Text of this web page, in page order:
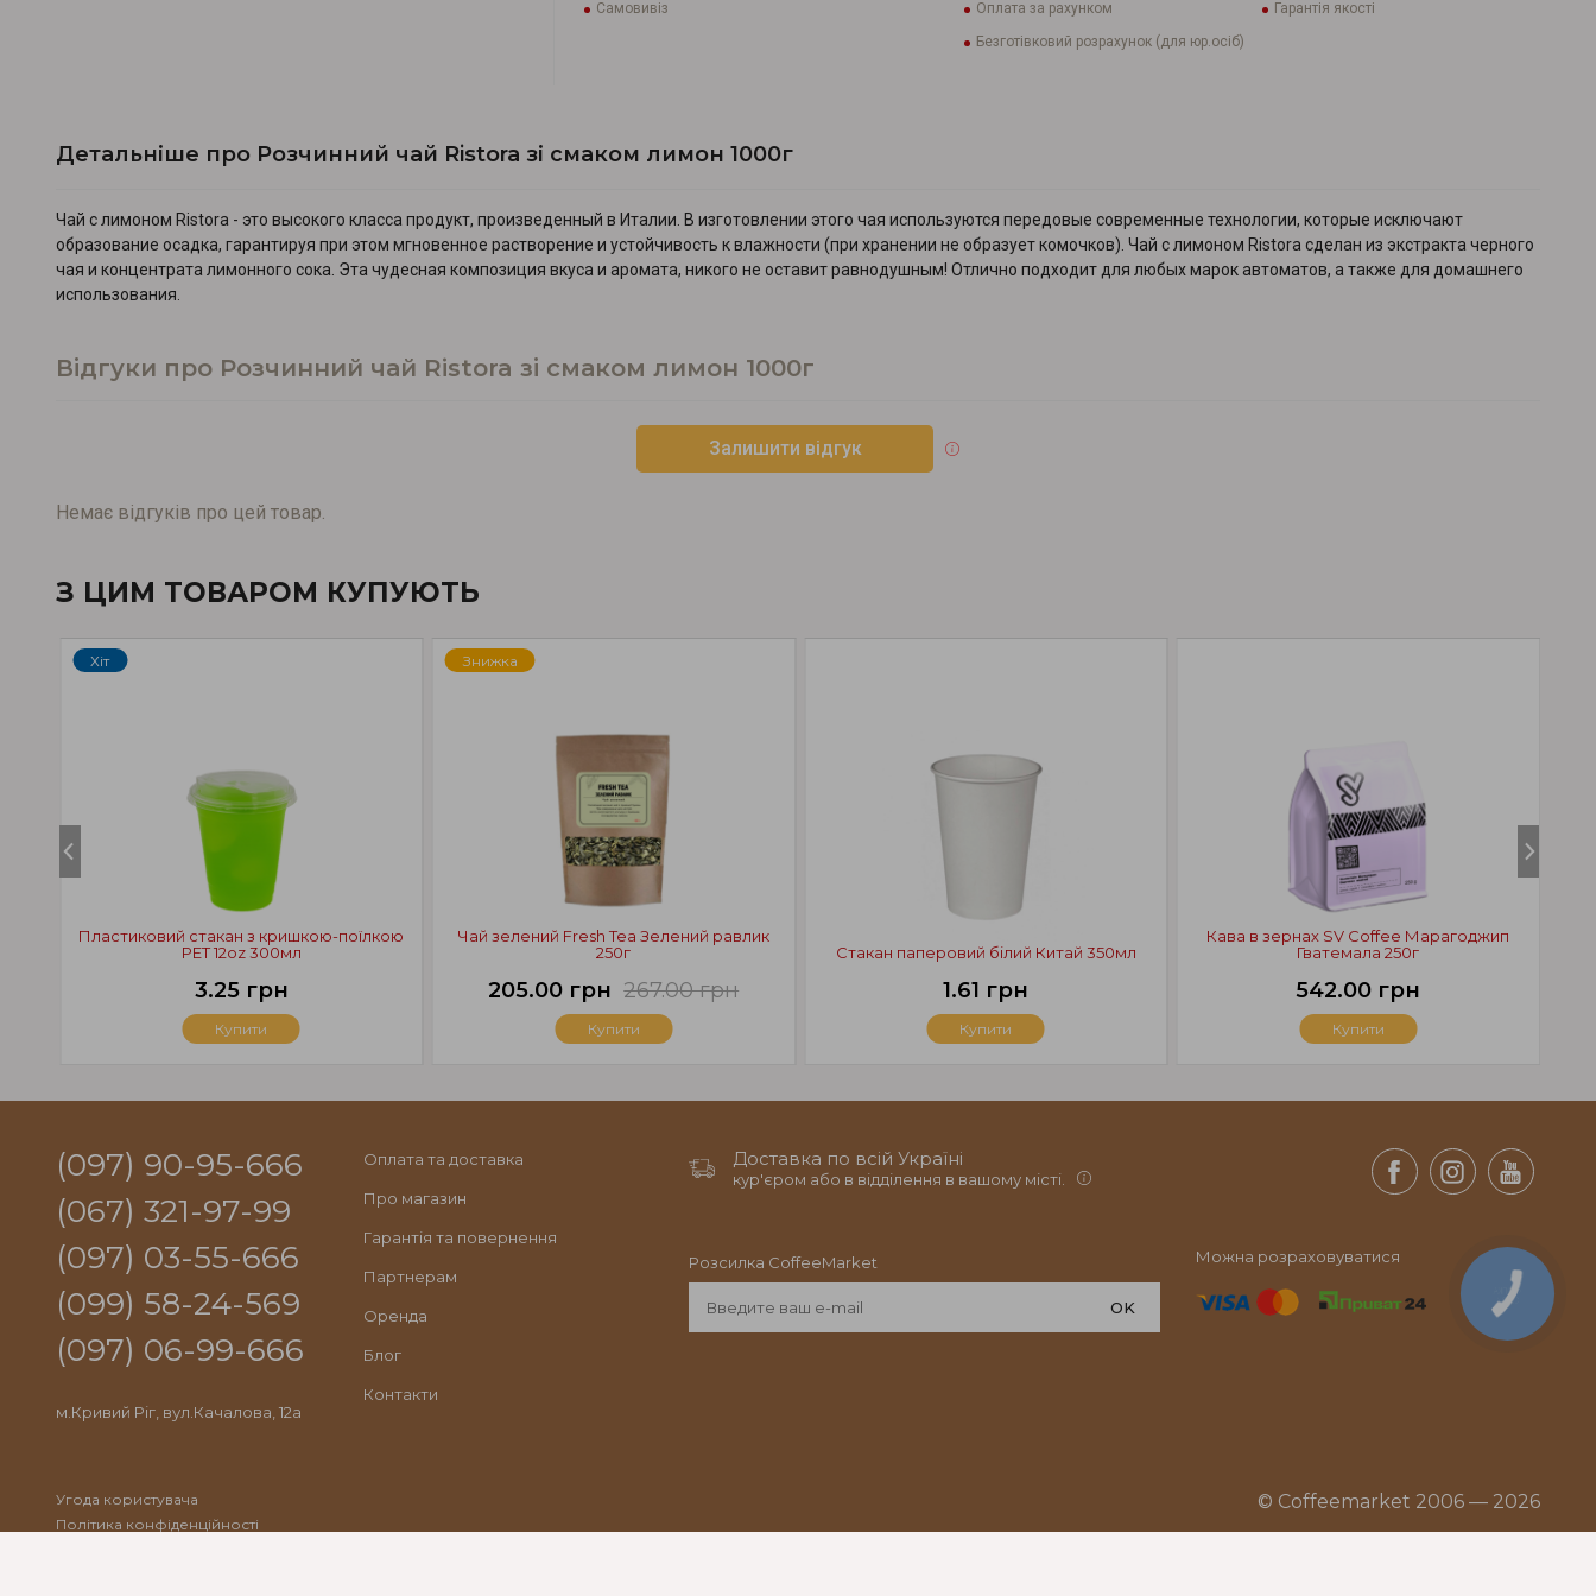
Самовивіз
Оплата за рахунком
Безготівковий розрахунок (для юр.осіб)
Гарантія якості
Детальніше про Розчинний чай Ristora зі смаком лимон 1000г
Чай с лимоном Ristora - это высокого класса продукт, произведенный в Италии. В изготовлении этого чая используются передовые современные технологии, которые исключают
образование осадка, гарантируя при этом мгновенное растворение и устойчивость к влажности (при хранении не образует комочков). Чай с лимоном Ristora сделан из экстракта черного
чая и концентрата лимонного сока. Эта чудесная композиция вкуса и аромата, никого не оставит равнодушным! Отлично подходит для любых марок автоматов, а также для домашнего
использования.
Відгуки про Розчинний чай Ristora зі смаком лимон 1000г
Залишити відгук
Немає відгуків про цей товар.
З ЦИМ ТОВАРОМ КУПУЮТЬ
Кава в зернах SV Coffee Марагоджип
Гватемала 250г
542.00 грн
Купити
Хiт
Пластиковий стакан з кришкою-поїлкою
PET 12oz 300мл
3.25 грн
Купити
Знижка
Чай зелений Fresh Tea Зелений равлик
250г
205.00 грн 267.00 грн
Купити
Стакан паперовий білий Китай 350мл
1.61 грн
Купити
(097) 90-95-666
(067) 321-97-99
(097) 03-55-666
(099) 58-24-569
(097) 06-99-666
м.Кривий Ріг, вул.Качалова, 12а
Оплата та доставка
Про магазин
Гарантія та повернення
Партнерам
Оренда
Блог
Контакти
Доставка по всій Україні
кур'єром або в відділення в вашому місті.
Розсилка CoffeeMarket
OK
Можна розраховуватися
Угода користувача
Політика конфіденційності
© Coffeemarket 2006 — 2026
КНОПКА
СВЯЗИ